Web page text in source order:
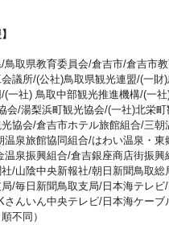
鳥取県教育委員会/倉吉市/倉吉市
議所/(公社)鳥取県観光連盟/(一財
(一社) 鳥取中部観光推進機構/(一
会/湯梨浜町観光協会/(一社)北栄
協会/倉吉市ホテル旅館組合/三朝
温泉旅館協同組合/はわい温泉・東
温泉振興組合/倉吉銀座商店街振興
/山陰中央新報社/朝日新聞鳥取総
/毎日新聞鳥取支局/日本海テレビ
さんいん中央テレビ/日本海ケーブ
不同）